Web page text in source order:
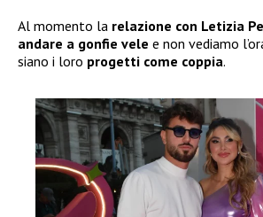
Al momento la relazione con Letizia
andare a gonfie vele e non vediamo
siano i loro progetti come coppia.